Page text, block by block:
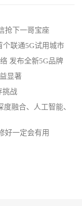
抢下一哥宝座
个联通5G试用城市
发布全新5G品牌
显著
挑战
融合、人工智能、
好一定会有用